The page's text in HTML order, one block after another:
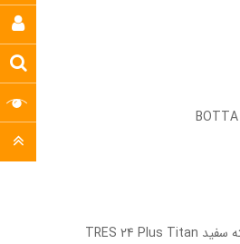
ساعت مچی تیتانیومی پلاس سه عقربه 24 ساعته سفید TRES 24 Plus Titan